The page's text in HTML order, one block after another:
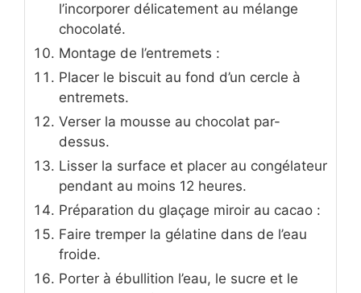
l’incorporer délicatement au mélange
chocolaté.
Montage de l’entremets :
Placer le biscuit au fond d’un cercle à
entremets.
Verser la mousse au chocolat par-
dessus.
Lisser la surface et placer au congélateur
pendant au moins 12 heures.
Préparation du glaçage miroir au cacao :
Faire tremper la gélatine dans de l’eau
froide.
Porter à ébullition l’eau, le sucre et le